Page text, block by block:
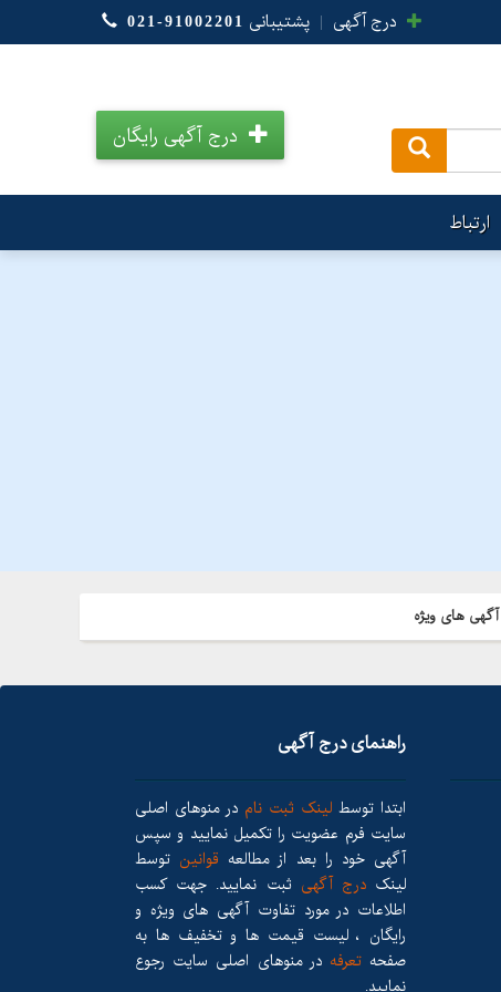
درج آگهی | پشتیبانی 021-91002201
درج آگهی رایگان
ارتباط
آگهی های ویژه
راهنمای درج آگهی
ابتدا توسط لینک ثبت نام در منوهای اصلی
سایت فرم عضویت را تکمیل نمایید و سپس
آگهی خود را بعد از مطالعه قوانین توسط
لینکدرج آگهی ثبت نمایید. جهت کسب
اطلاعات در مورد تفاوت آگهی های ویژه و
رایگان ، لیست قیمت ها و تخفیف ها به
صفحه تعرفهدر منوهای اصلی سایت رجوع
نمایید.